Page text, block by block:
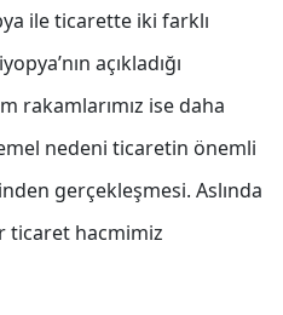
ile ticarette iki farklı
açıkladığı
rakamlarımız ise daha
nedeni ticaretin önemli
gerçekleşmesi. Aslında
ticaret hacmimiz